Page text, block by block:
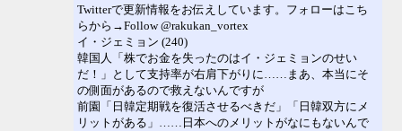
Twitterで更新情報をお伝えしています。フォローはこち
らから→Follow @rakukan_vortex
イ・ジェミョン (240)
韓国人「株でお金を失ったのはイ・ジェミョンのせい
だ！」として支持率が右肩下がりに……まあ、本当にそ
の側面があるので救えないんですが
前園「日韓定期戦を復活させるべきだ」「日韓双方にメ
リットがある」……日本へのメリットがなにもないんで